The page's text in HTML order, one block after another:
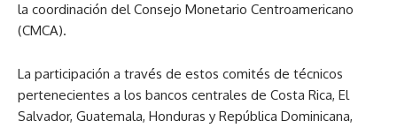
la coordinación del Consejo Monetario Centroamericano
(CMCA).
La participación a través de estos comités de técnicos
pertenecientes a los bancos centrales de Costa Rica, El
Salvador, Guatemala, Honduras y República Dominicana,